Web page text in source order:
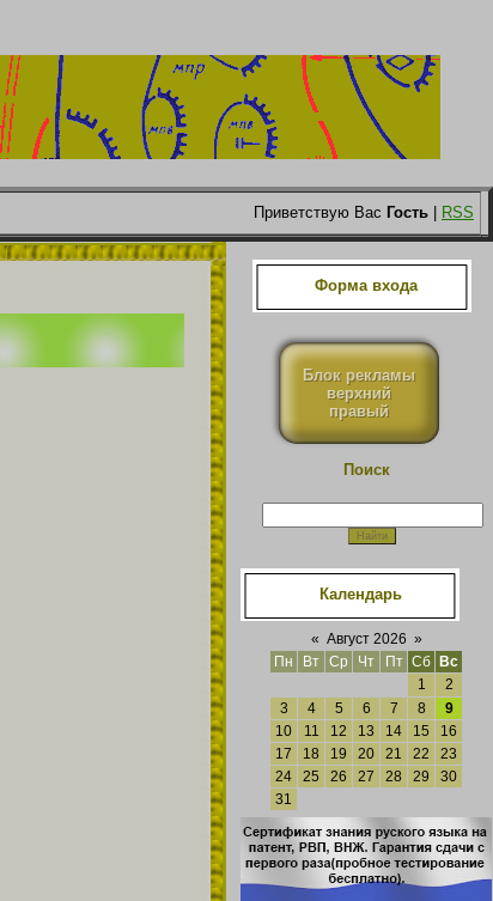
Приветствую Вас Гость RSS
Форма входа
Блок рекламы
верхний
правый
Поиск
Календарь
« Август 2026 »
Пн
Вт Ср Чт Пт Сб
Вс
1
2
3
4 5 6 7 8
9
10
11 12 13 14 15
16
17
18 19 20 21 22
23
24
25 26 27 28 29
30
31